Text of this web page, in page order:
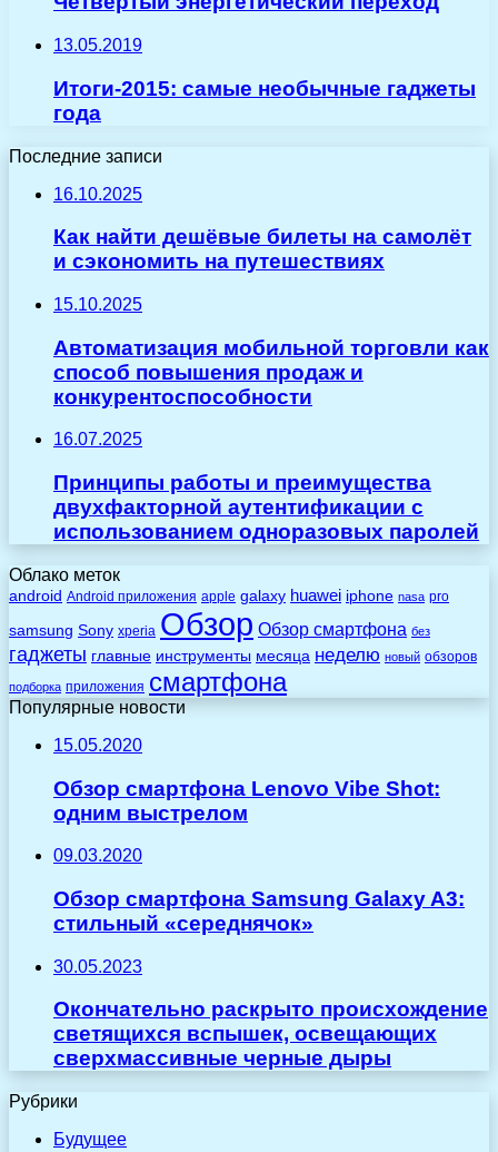
13.05.2019
Итоги-2015: самые необычные гаджеты
года
Последние записи
16.10.2025
Как найти дешёвые билеты на самолёт
и сэкономить на путешествиях
15.10.2025
Автоматизация мобильной торговли как
способ повышения продаж и
конкурентоспособности
16.07.2025
Принципы работы и преимущества
двухфакторной аутентификации с
использованием одноразовых паролей
Облако меток
android Android приложения apple galaxy huawei iphone nasa pro
samsung Sony xperia Обзор Обзор смартфона без
гаджеты главные инструменты месяца неделю новый обзоров
подборка приложения смартфона
Популярные новости
15.05.2020
Обзор смартфона Lenovo Vibe Shot:
одним выстрелом
09.03.2020
Обзор смартфона Samsung Galaxy A3:
стильный «середнячок»
30.05.2023
Окончательно раскрыто происхождение
светящихся вспышек, освещающих
сверхмассивные черные дыры
Рубрики
Будущее